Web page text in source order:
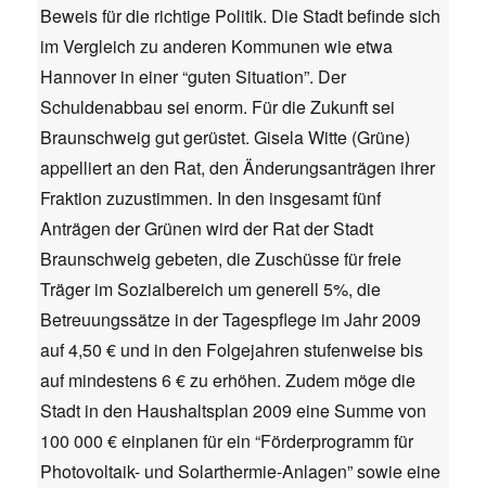
Beweis für die richtige Politik. Die Stadt befinde sich
im Vergleich zu anderen Kommunen wie etwa
Hannover in einer “guten Situation”. Der
Schuldenabbau sei enorm. Für die Zukunft sei
Braunschweig gut gerüstet. Gisela Witte (Grüne)
appelliert an den Rat, den Änderungsanträgen ihrer
Fraktion zuzustimmen. In den insgesamt fünf
Anträgen der Grünen wird der Rat der Stadt
Braunschweig gebeten, die Zuschüsse für freie
Träger im Sozialbereich um generell 5%, die
Betreuungssätze in der Tagespflege im Jahr 2009
auf 4,50 € und in den Folgejahren stufenweise bis
auf mindestens 6 € zu erhöhen. Zudem möge die
Stadt in den Haushaltsplan 2009 eine Summe von
100 000 € einplanen für ein “Förderprogramm für
Photovoltaik- und Solarthermie-Anlagen” sowie eine